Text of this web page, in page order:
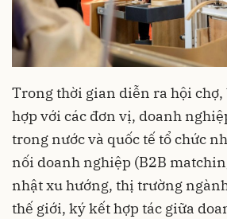
Trong thời gian diễn ra hội chợ,
hợp với các đơn vị, doanh
trong nước và quốc tế tổ chức
nối doanh nghiệp (B2B
nhật xu hướng, thị trường
thế giới, ký kết hợp tác giữa